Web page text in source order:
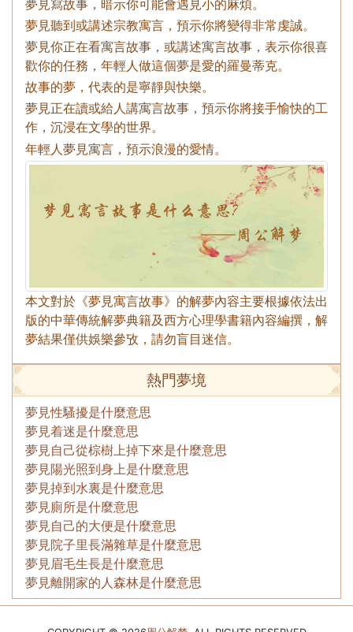
夢見寫故事，暗示你可能會遇見小的麻煩。
夢見聽到或講述宗教寓言，預示你將變得非常虔誠。
夢見你正在看寓言故事，或講述寓言故事，表示你很喜
歡你的任務，年輕人做這個夢是愛的羅曼蒂克。
故事的夢，代表的是寧靜與快樂。
夢見正在讀或給人講寓言故事，預示你將接手愉快的工
作，沉浸在文學的世界。
年輕人夢見寓言，預示浪漫的愛情。
本文對於《夢見寓言故事》的解夢內容主要根據依法出
版的中華傳統解夢典籍及西方心理學書籍內容編撰，解
夢結果僅供娛樂參攷，請勿盲目迷信。
熱門夢境
夢見性騷擾是什麼意思
夢見着迷是什麼意思
夢見自己從棕樹上掉下來是什麼意思
夢見陽光照到身上是什麼意思
夢見掉到水裏是什麼意思
夢見廁所是什麼意思
夢見自己的大便是什麼意思
夢見院子里長滿雜草是什麼意思
夢見眉毛生長是什麼意思
夢見離開家的人森林是什麼意思